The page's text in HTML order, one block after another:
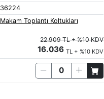
36224
Makam Toplantı Koltukları
22.909 TL + %10 KDV
16.036 TL + %10 KDV